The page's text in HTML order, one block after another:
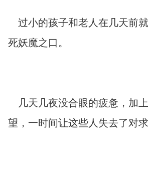
过小的孩子和老人在几天前
死妖魔之口。
几天几夜没合眼的疲惫，加
望，一时间让这些人失去了对求